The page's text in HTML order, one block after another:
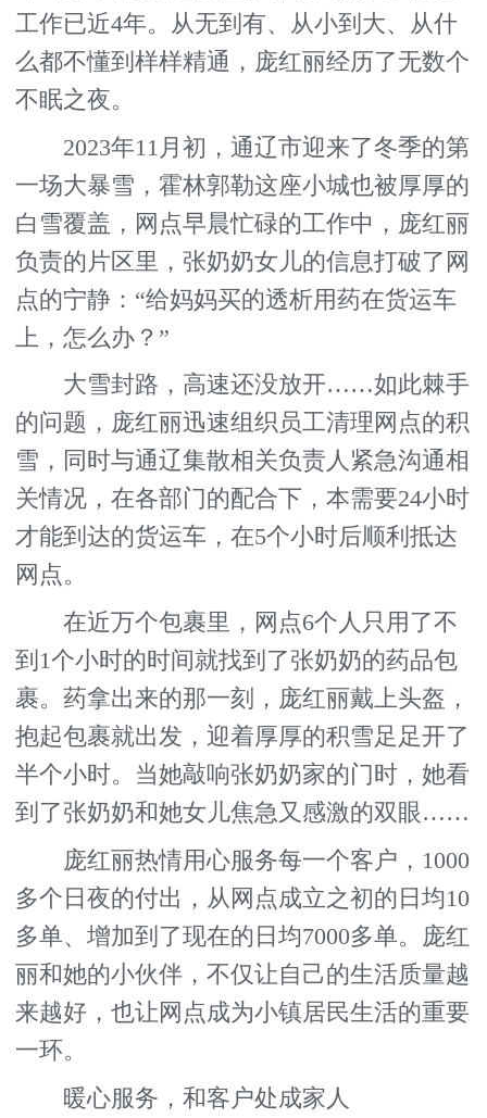
工作已近4年。从无到有、从小到大、从什
么都不懂到样样精通，庞红丽经历了无数个
不眠之夜。
2023年11月初，通辽市迎来了冬季的第
一场大暴雪，霍林郭勒这座小城也被厚厚的
白雪覆盖，网点早晨忙碌的工作中，庞红丽
负责的片区里，张奶奶女儿的信息打破了网
点的宁静：“给妈妈买的透析用药在货运车
上，怎么办？”
大雪封路，高速还没放开……如此棘手
的问题，庞红丽迅速组织员工清理网点的积
雪，同时与通辽集散相关负责人紧急沟通相
关情况，在各部门的配合下，本需要24小时
才能到达的货运车，在5个小时后顺利抵达
网点。
在近万个包裹里，网点6个人只用了不
到1个小时的时间就找到了张奶奶的药品包
裹。药拿出来的那一刻，庞红丽戴上头盔，
抱起包裹就出发，迎着厚厚的积雪足足开了
半个小时。当她敲响张奶奶家的门时，她看
到了张奶奶和她女儿焦急又感激的双眼……
庞红丽热情用心服务每一个客户，1000
多个日夜的付出，从网点成立之初的日均10
多单、增加到了现在的日均7000多单。庞红
丽和她的小伙伴，不仅让自己的生活质量越
来越好，也让网点成为小镇居民生活的重要
一环。
暖心服务，和客户处成家人